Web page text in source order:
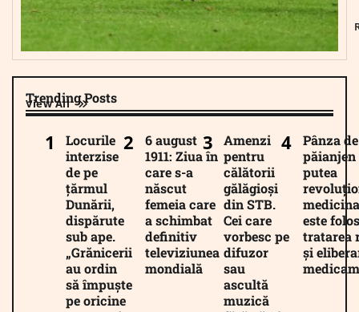
Trending Posts
View All
Locurile
interzise
de pe
țărmul
Dunării,
dispărute
sub ape.
„Grănicerii
au ordin
să împuște
pe oricine
6 august
1911: Ziua în
care s-a
născut
femeia care
a schimbat
definitiv
televiziunea
mondială
Amenzi
pentru
călătorii
gălăgioși
din STB.
Cei care
vorbesc pe
difuzor
sau
ascultă
muzică
Pânza de
păianjen
putea
este
tratarea
și